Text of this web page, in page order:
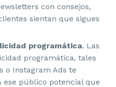
con consejos,
sientan que sigues
programática. Las
programática, tales
o Instagram Ads te
ese público potencial que